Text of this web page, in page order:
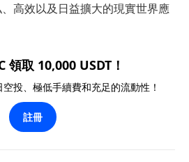
高效以及日益擴大的現實世界應
領取 10,000 USDT！
投、極低手續費和充足的流動性！
註冊